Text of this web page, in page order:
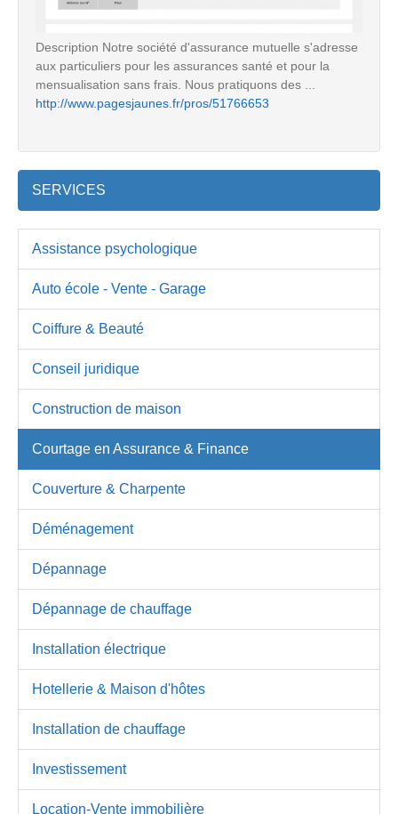
Description Notre société d'assurance mutuelle s'adresse
aux particuliers pour les assurances santé et pour la
mensualisation sans frais. Nous pratiquons des ...
http://www.pagesjaunes.fr/pros/51766653
SERVICES
Assistance psychologique
Auto école - Vente - Garage
Coiffure & Beauté
Conseil juridique
Construction de maison
Courtage en Assurance & Finance
Couverture & Charpente
Déménagement
Dépannage
Dépannage de chauffage
Installation électrique
Hotellerie & Maison d'hôtes
Installation de chauffage
Investissement
Location-Vente immobilière